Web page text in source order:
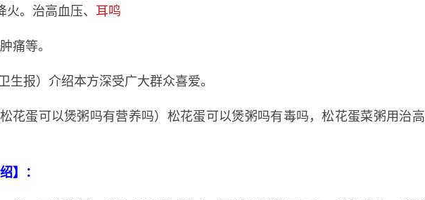
火。治高血压、 耳鸣
痛等。
生报）介绍本方深受广大群众喜爱。
】：